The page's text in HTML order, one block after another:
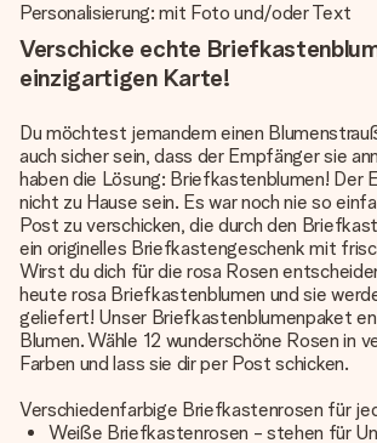
Personalisierung: mit Foto und/oder Text
Verschicke echte
einzigartigen Karte!
Du möchtest jemandem einen
auch sicher sein, dass der Empfänger sie
haben die Lösung: Briefkastenblumen! Der
nicht zu Hause sein. Es war noch nie so
Post zu verschicken, die durch den
ein originelles Briefkastengeschenk mit
Wirst du dich für die rosa Rosen
heute rosa Briefkastenblumen und sie
geliefert! Unser Briefkastenblumenpaket
Blumen. Wähle 12 wunderschöne Rosen in
Farben und lass sie dir per Post schicken.
Verschiedenfarbige Briefkastenrosen für
Weiße Briefkastenrosen - stehen für